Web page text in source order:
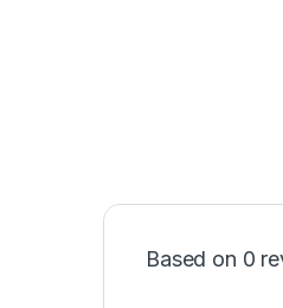
Based on 0